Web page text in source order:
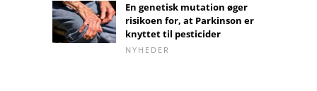
En genetisk mutation øger
risikoen for, at Parkinson er
knyttet til pesticider
NYHEDER